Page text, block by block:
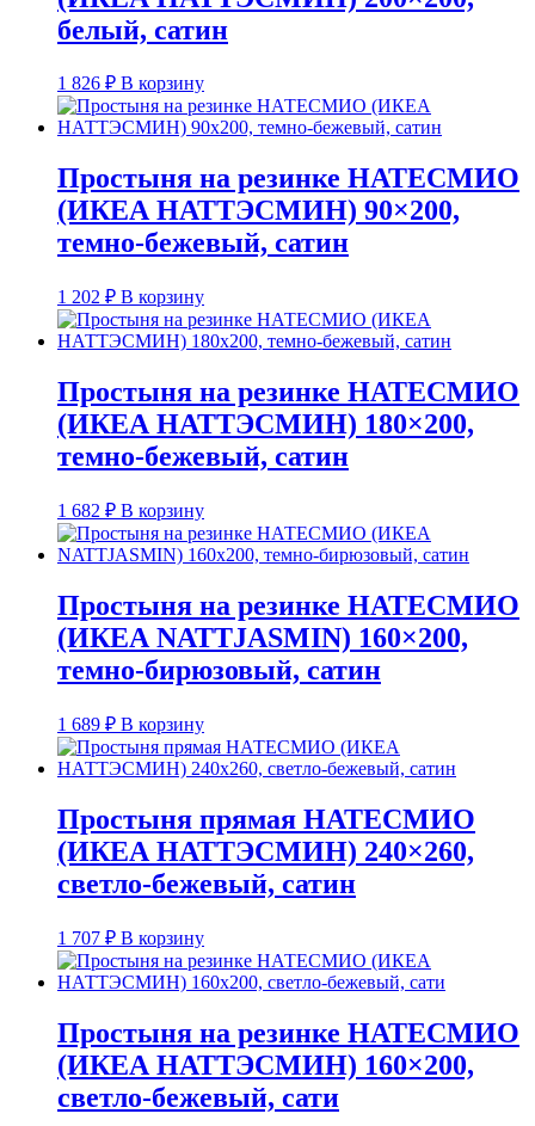
белый, сатин
1 826 ₽ В корзину
Простыня на резинке НАТЕСМИО
(ИКЕА НАТТЭСМИН) 90×200,
темно-бежевый, сатин
1 202 ₽ В корзину
Простыня на резинке НАТЕСМИО
(ИКЕА НАТТЭСМИН) 180×200,
темно-бежевый, сатин
1 682 ₽ В корзину
Простыня на резинке НАТЕСМИО
(ИКЕА NATTJASMIN) 160×200,
темно-бирюзовый, сатин
1 689 ₽ В корзину
Простыня прямая НАТЕСМИО
(ИКЕА НАТТЭСМИН) 240×260,
светло-бежевый, сатин
1 707 ₽ В корзину
Простыня на резинке НАТЕСМИО
(ИКЕА НАТТЭСМИН) 160×200,
светло-бежевый, сати